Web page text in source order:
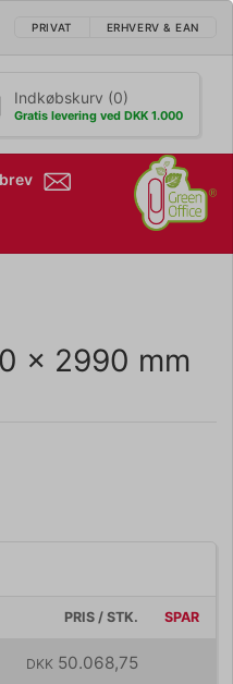
PRIVAT ERHVERV & EAN
Indkøbskurv (0)
Gratis levering ved DKK 1.000
x 2990 mm
PRIS / STK. SPAR
DKK 50.068,75